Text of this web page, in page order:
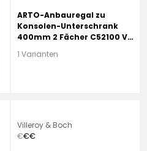
ARTO-Anbauregal zu
Konsolen-Unterschrank
400mm 2 Fächer C52100 VD
1 Varianten
Villeroy & Boch
€€€